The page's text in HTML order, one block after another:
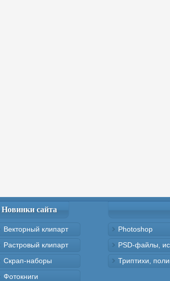
Новинки сайта
Векторный клипарт
Растровый клипарт
Скрап-наборы
Фотокниги
Photoshop
PSD-файлы,
Триптихи,